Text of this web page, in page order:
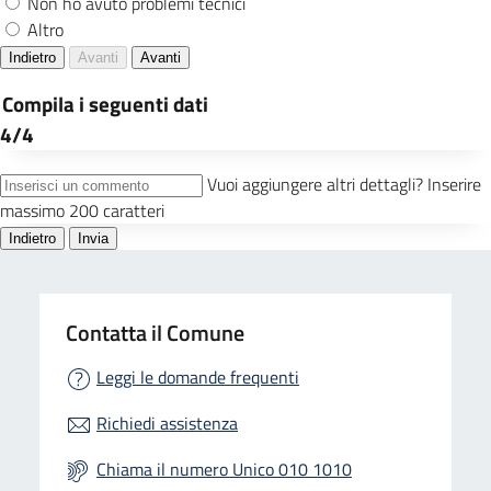
Contatta il Comune
Leggi le domande frequenti
Richiedi assistenza
Chiama il numero Unico 010 1010